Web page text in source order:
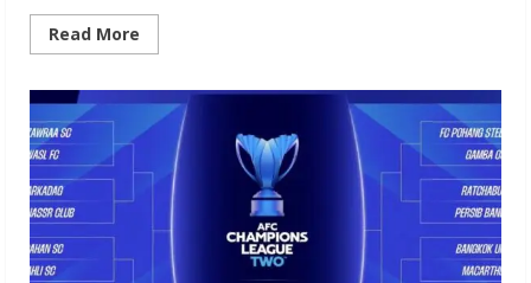
Read More
more
Milenial
Papua
Apresiasi
Kinerja
Polri
dalam
Meningkatkan
Kepercayaan
Publik